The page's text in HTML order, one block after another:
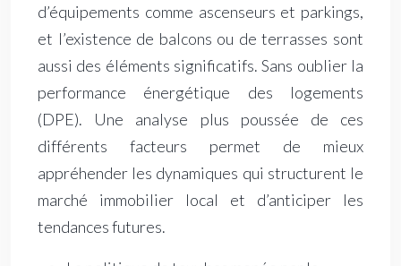
d’équipements comme ascenseurs et parkings,
et l’existence de balcons ou de terrasses sont
aussi des éléments significatifs. Sans oublier la
performance énergétique des logements
(DPE). Une analyse plus poussée de ces
différents facteurs permet de mieux
appréhender les dynamiques qui structurent le
marché immobilier local et d’anticiper les
tendances futures.